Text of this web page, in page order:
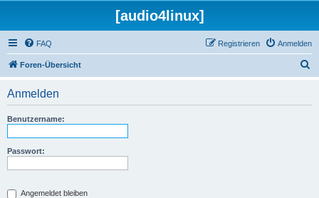
[audio4linux]
FAQ Anmelden
Registrieren
Foren-Übersicht
Anmelden
Benutzername:
Passwort:
Angemeldet bleiben